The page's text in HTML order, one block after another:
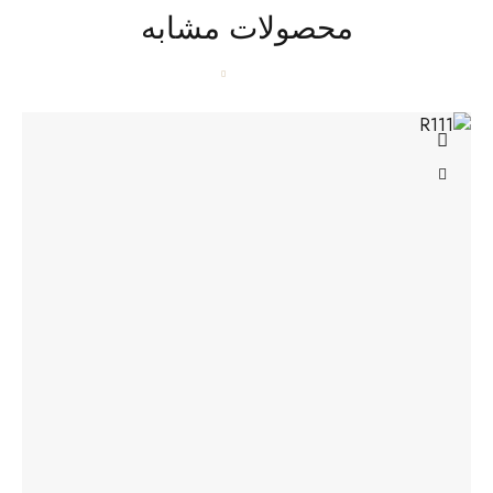
محصولات مشابه